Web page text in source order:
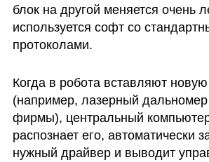
блок на другой меняется очень
используется софт со
протоколами.
Когда в робота вставляют новую
(например, лазерный дальномер
фирмы), центральный
распознает его, автоматически
нужный драйвер и выводит